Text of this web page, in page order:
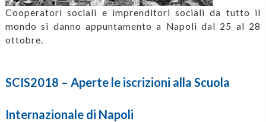
Cooperatori sociali e imprenditori sociali da tutto il
mondo si danno appuntamento a Napoli dal 25 al 28
ottobre.
SCIS2018 – Aperte le iscrizioni alla Scuola
Internazionale di Napoli